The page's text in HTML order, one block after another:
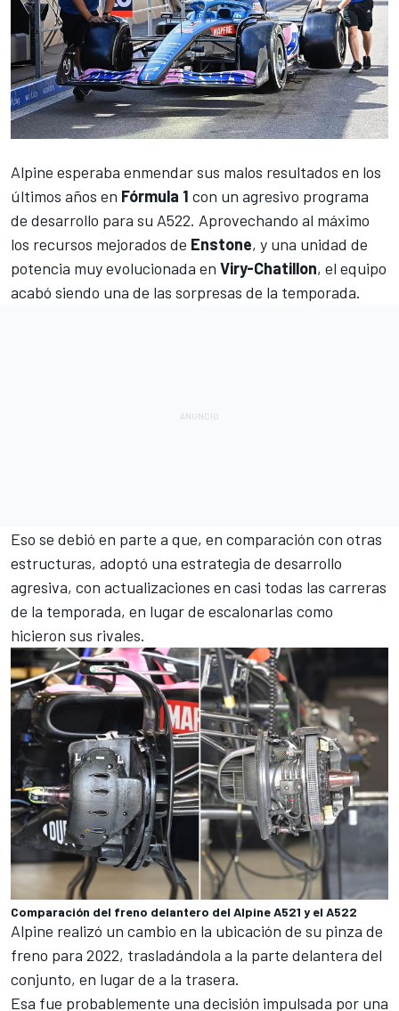
Alpine esperaba enmendar sus malos resultados en los
últimos años en Fórmula 1 con un agresivo programa
de desarrollo para su A522. Aprovechando al máximo
los recursos mejorados de Enstone, y una unidad de
potencia muy evolucionada en Viry-Chatillon, el equipo
acabó siendo una de las sorpresas de la temporada.
Eso se debió en parte a que, en comparación con otras
estructuras, adoptó una estrategia de desarrollo
agresiva, con actualizaciones en casi todas las carreras
de la temporada, en lugar de escalonarlas como
hicieron sus rivales.
Comparación del freno delantero del Alpine A521 y el A522
Alpine realizó un cambio en la ubicación de su pinza de
freno para 2022, trasladándola a la parte delantera del
conjunto, en lugar de a la trasera.
Esa fue probablemente una decisión impulsada por una